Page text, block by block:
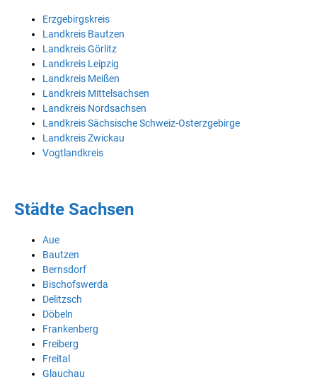
Erzgebirgskreis
Landkreis Bautzen
Landkreis Görlitz
Landkreis Leipzig
Landkreis Meißen
Landkreis Mittelsachsen
Landkreis Nordsachsen
Landkreis Sächsische Schweiz-Osterzgebirge
Landkreis Zwickau
Vogtlandkreis
Städte Sachsen
Aue
Bautzen
Bernsdorf
Bischofswerda
Delitzsch
Döbeln
Frankenberg
Freiberg
Freital
Glauchau